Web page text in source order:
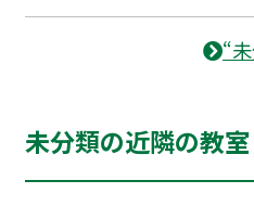
“
未分類の近隣の教室